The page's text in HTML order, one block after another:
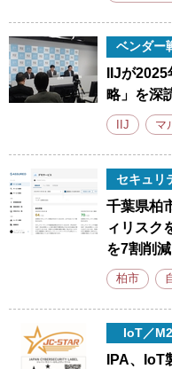
ベンダー
IIJが
略」を深
IIJ マ
セキュリ
千葉県柏
ィリスク
を7割削減
柏市
IoT／
IPA、